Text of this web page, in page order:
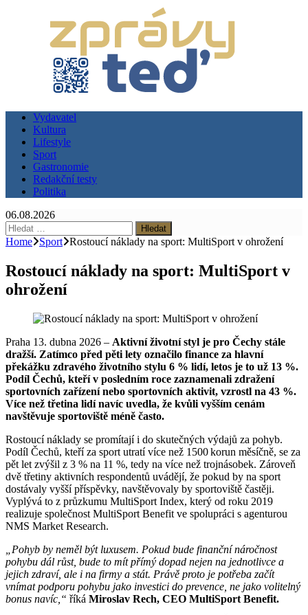
Vydavatel
Kultura
Lifestyle
Sport
Gastronomie
Redakční testy
Politika
06.08.2026
Vyhledávání
Home
Sport Rostoucí náklady na sport: MultiSport v ohrožení
Rostoucí náklady na sport: MultiSport v
ohrožení
Praha 13. dubna 2026 – Aktivní životní styl je pro Čechy stále
dražší. Zatímco před pěti lety označilo finance za hlavní
překážku zdravého životního stylu 6 % lidí, letos je to už 13 %.
Podíl Čechů, kteří v posledním roce zaznamenali zdražení
sportovních zařízení nebo sportovních aktivit, vzrostl na 43 %.
Více než třetina lidí navíc uvedla, že kvůli vyšším cenám
navštěvuje sportoviště méně často.
Rostoucí náklady se promítají i do skutečných výdajů za pohyb.
Podíl Čechů, kteří za sport utratí více než 1500 korun měsíčně, se za
pět let zvýšil z 3 % na 11 %, tedy na více než trojnásobek. Zároveň
dvě třetiny aktivních respondentů uvádějí, že pokud by na sport
dostávaly vyšší příspěvky, navštěvovaly by sportoviště častěji.
Vyplývá to z průzkumu MultiSport Index, který od roku 2019
realizuje společnost MultiSport Benefit ve spolupráci s agenturou
NMS Market Research.
„Pohyb by neměl být luxusem. Pokud bude finanční náročnost
pohybu dál růst, bude to mít přímý dopad nejen na jednotlivce a
jejich zdraví, ale i na firmy a stát. Právě proto je potřeba začít
vnímat podporu pohybu jako investici do prevence, ne jako volitelný
bonus navíc,“ říká Miroslav Rech, CEO MultiSport Benefit.